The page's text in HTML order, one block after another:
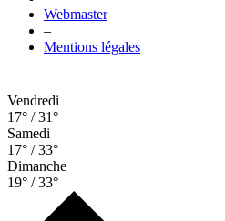
Webmaster
–
Mentions légales
Vendredi
17° / 31°
Samedi
17° / 33°
Dimanche
19° / 33°